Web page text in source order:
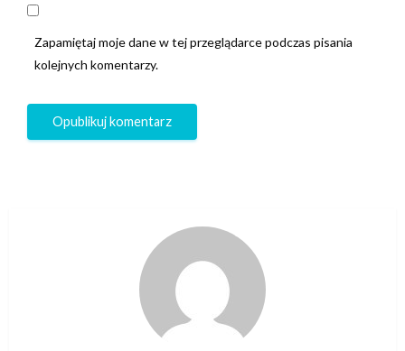
Zapamiętaj moje dane w tej przeglądarce podczas pisania
kolejnych komentarzy.